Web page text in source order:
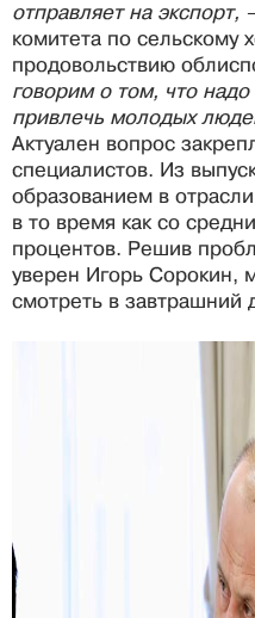
отправляет на экспорт,
комитета по сельскому
продовольствию
говорим о том, что
привлечь молодых
Актуален вопрос
специалистов. Из
образованием в
в то время как со
процентов. Решив
уверен Игорь Сорокин,
смотреть в завтрашний